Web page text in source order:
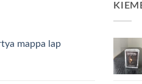
mappa lap